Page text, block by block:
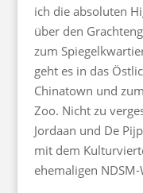
ich die absoluten
über den
zum
geht es in das
Chinatown und
Zoo. Nicht zu
Jordaan und De
mit dem
ehemaligen